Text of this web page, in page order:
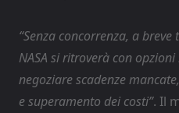
“Senza concorrenza, a
NASA si ritroverà con
negoziare scadenze
e superamento dei costi”. Il